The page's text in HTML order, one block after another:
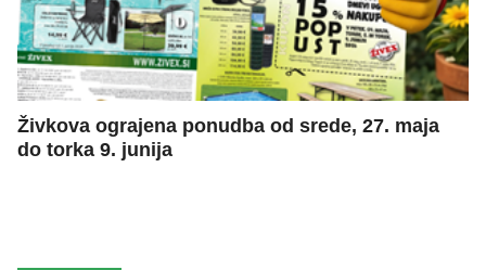
Živkova ograjena ponudba od srede, 27. maja
do torka 9. junija